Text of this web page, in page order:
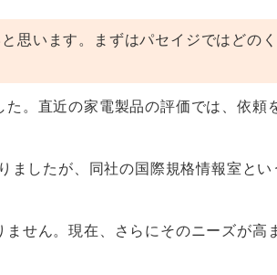
思います。まずはパセイジではどの
。直近の家電製品の評価では、依頼
したが、同社の国際規格情報室とい
せん。現在、さらにそのニーズが高